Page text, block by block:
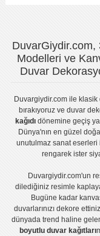
DuvarGiydir.com,
Modelleri ve
Duvar
Duvargiydir.comile klasik
bırakıyoruz veduvar
kağıdıdönemine geçiş
Dünya'nın en güzel
unutulmaz sanat
rengarek ister
Duvargiydir.com'un
dilediğiniz resimle
Bugüne kadar
duvarlarınızı dekore
dünyada trend haline
boyutlu duvar kağıtları